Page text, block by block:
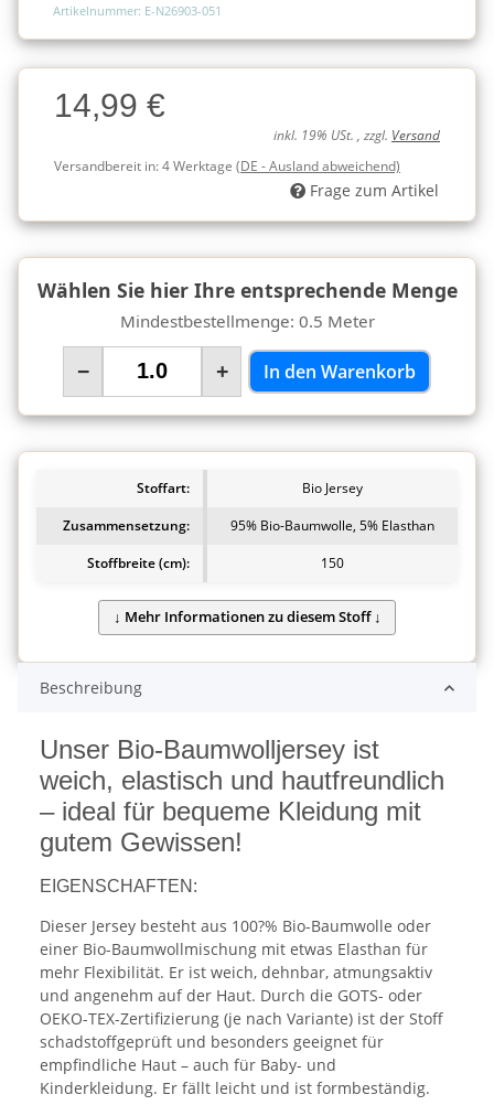
Artikelnummer: E-N26903-051
Charge
Charge14,99 €
inkl. 19% USt. , zzgl. Versand
Versandbereit in:4 Werktage (DE - Ausland abweichend)
Frage zum Artikel
Wählen Sie hier Ihre entsprechende Menge
Mindestbestellmenge: 0.5 Meter
− + In den Warenkorb
Stoffart:
Bio Jersey
Zusammensetzung:
95% Bio-Baumwolle, 5% Elasthan
Stoffbreite (cm):
150
Beschreibung
Unser Bio-Baumwolljersey ist
weich, elastisch und hautfreundlich
– ideal für bequeme Kleidung mit
gutem Gewissen!
EIGENSCHAFTEN:
Dieser Jersey besteht aus 100?% Bio-Baumwolle oder
einer Bio-Baumwollmischung mit etwas Elasthan für
mehr Flexibilität. Er ist weich, dehnbar, atmungsaktiv
und angenehm auf der Haut. Durch die GOTS- oder
OEKO-TEX-Zertifizierung (je nach Variante) ist der Stoff
schadstoffgeprüft und besonders geeignet für
empfindliche Haut – auch für Baby- und
Kinderkleidung. Er fällt leicht und ist formbeständig.